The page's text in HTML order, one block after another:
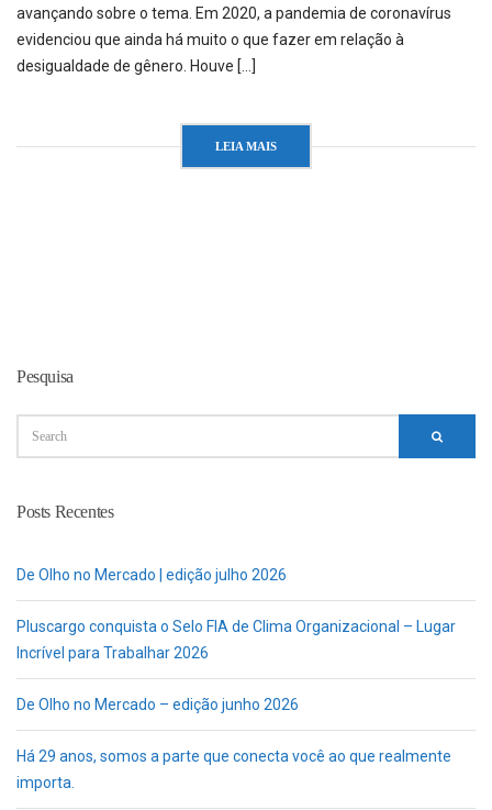
avançando sobre o tema. Em 2020, a pandemia de coronavírus
evidenciou que ainda há muito o que fazer em relação à
desigualdade de gênero. Houve […]
LEIA MAIS
Pesquisa
Posts Recentes
De Olho no Mercado | edição julho 2026
Pluscargo conquista o Selo FIA de Clima Organizacional – Lugar
Incrível para Trabalhar 2026
De Olho no Mercado – edição junho 2026
Há 29 anos, somos a parte que conecta você ao que realmente
importa.